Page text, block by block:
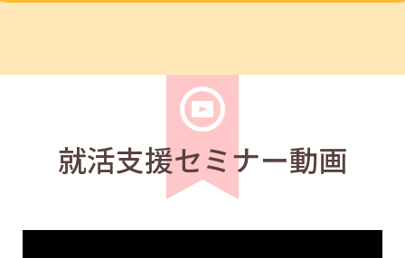
求職者
14:00～14:30
就活支援セミナー動画